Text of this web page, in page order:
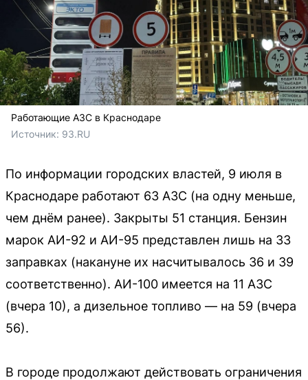
Работающие АЗС в Краснодаре
Источник: 93.RU
По информации городских властей, 9 июля в
Краснодаре работают 63 АЗС (на одну меньше,
чем днём ранее). Закрыты 51 станция. Бензин
марок АИ-92 и АИ-95 представлен лишь на 33
заправках (накануне их насчитывалось 36 и 39
соответственно). АИ-100 имеется на 11 АЗС
(вчера 10), а дизельное топливо — на 59 (вчера
56).
В городе продолжают действовать ограничения